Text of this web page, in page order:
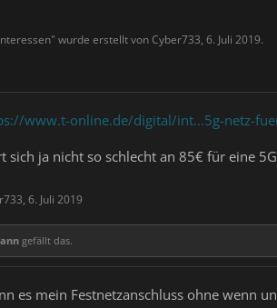
" wurde erstellt vonCyber733, 6. Juli 2019.
www.t-online.de/digital/int...5g-netz-
sich ja nicht so schlecht an 85€ für eine
, 6. Juli 2019
gefällt das.
es mein Festnetzanschluss ohne wenn